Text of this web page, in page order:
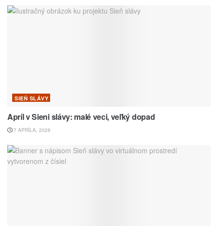
SIEŇ SLÁVY
Apríl v Sieni slávy: malé veci, veľký dopad
7 APRÍLA, 2026